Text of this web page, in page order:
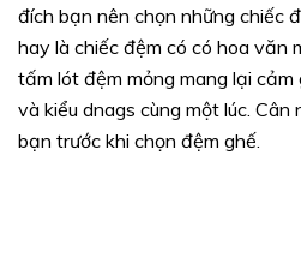
đích bạn nên chọn những chiếc
hay là chiếc đệm có có hoa văn
tấm lót đệm mỏng mang lại cảm
và kiểu dnags cùng một lúc.
bạn trước khi chọn đệm ghế.